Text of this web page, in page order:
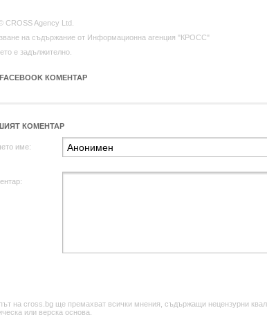
CROSS Agency Ltd.
на съдържание от Информационна агенция "КРОСС"
е задължително.
КОМЕНТАР
КОМЕНТАР
име:
на cross.bg ще премахват всички мнения, съдържащи нецензурни
или верска основа.